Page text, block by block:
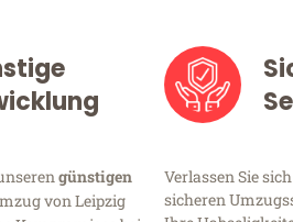
günstigen
von Leipzig
Verlassen Sie
sicheren